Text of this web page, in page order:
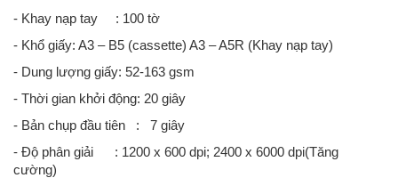
- Khay nạp tay : 100 tờ
- Khổ giấy: A3 – B5 (cassette) A3 – A5R (Khay nạp tay)
- Dung lượng giấy: 52-163 gsm
- Thời gian khởi động: 20 giây
- Bản chụp đầu tiên : 7 giây
- Độ phân giải : 1200 x 600 dpi; 2400 x 6000 dpi(Tăng
cường)